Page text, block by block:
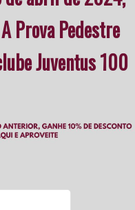
Prova Pedestre
Juventus 100